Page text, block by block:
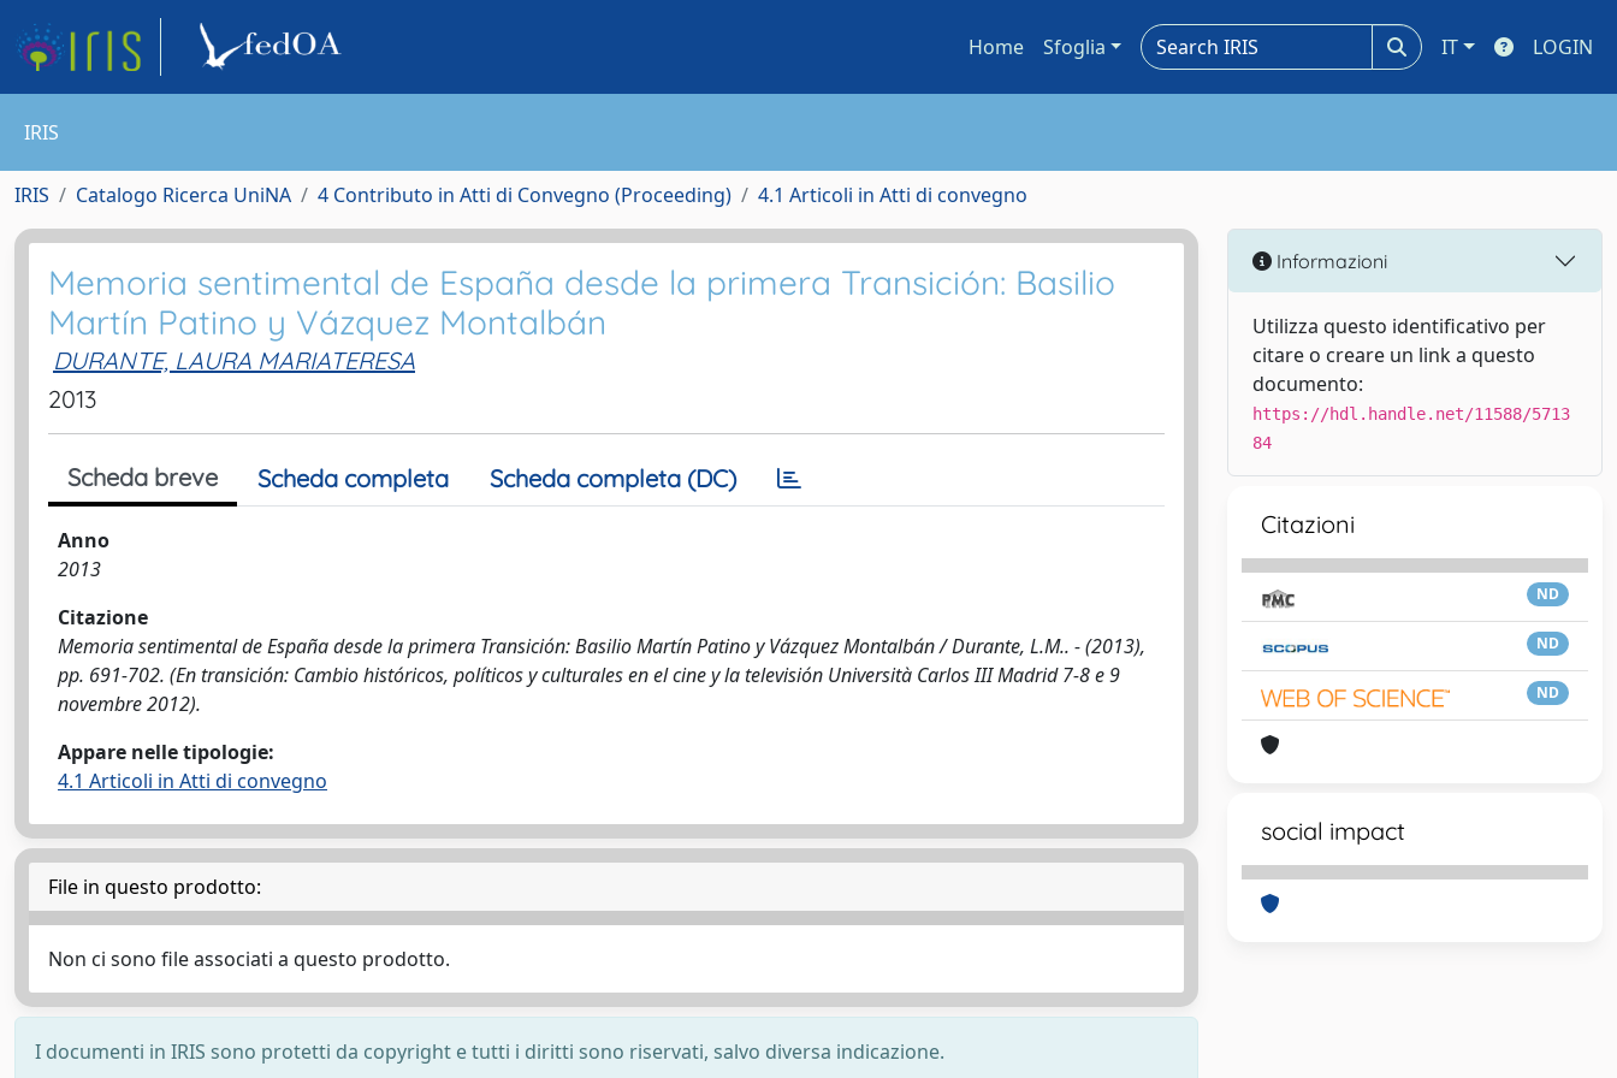
Home Sfoglia IT LOGIN
IRIS
IRIS Catalogo Ricerca UniNA 4 Contributo in Atti di Convegno (Proceeding) 4.1 Articoli in Atti di convegno
Memoria sentimental de España desde la primera Transición: Basilio
Martín Patino y Vázquez Montalbán
DURANTE, LAURA MARIATERESA
2013
Scheda breve Scheda completa Scheda completa (DC)
Anno
2013
Citazione
Memoria sentimental de España desde la primera Transición: Basilio Martín Patino y Vázquez Montalbán / Durante, L.M.. - (2013),
pp. 691-702. (En transición: Cambio históricos, políticos y culturales en el cine y la televisión Università Carlos III Madrid 7-8 e 9
novembre 2012).
Appare nelle tipologie:
4.1 Articoli in Atti di convegno
File in questo prodotto:
Non ci sono file associati a questo prodotto.
I documenti in IRIS sono protetti da copyright e tutti i diritti sono riservati, salvo diversa indicazione.
Informazioni
Utilizza questo identificativo per
citare o creare un link a questo
documento:
https://hdl.handle.net/11588/5713
84
Citazioni
ND
ND
ND
social impact